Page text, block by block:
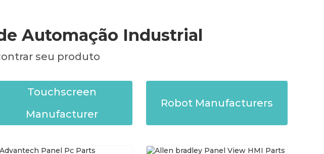
Automação Industrial
seu produto
Touchscreen
Manufacturer
Robot Manufacturers